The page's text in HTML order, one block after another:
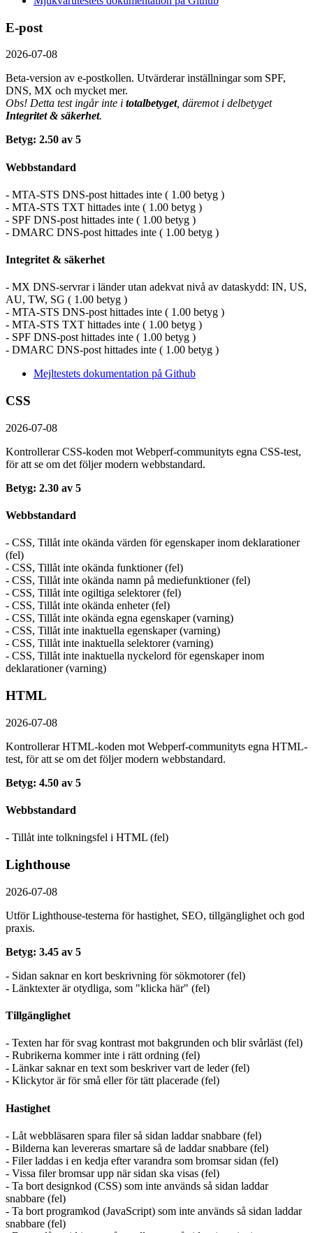
E-post
2026-07-08
Beta-version av e-postkollen. Utvärderar inställningar som SPF,
DNS, MX och mycket mer.
Obs! Detta test ingår inte i totalbetyget, däremot i delbetyget
Integritet & säkerhet.
Betyg: 2.50 av 5
Webbstandard
- MTA-STS DNS-post hittades inte ( 1.00 betyg )
- MTA-STS TXT hittades inte ( 1.00 betyg )
- SPF DNS-post hittades inte ( 1.00 betyg )
- DMARC DNS-post hittades inte ( 1.00 betyg )
Integritet & säkerhet
- MX DNS-servrar i länder utan adekvat nivå av dataskydd: IN, US,
AU, TW, SG ( 1.00 betyg )
- MTA-STS DNS-post hittades inte ( 1.00 betyg )
- MTA-STS TXT hittades inte ( 1.00 betyg )
- SPF DNS-post hittades inte ( 1.00 betyg )
- DMARC DNS-post hittades inte ( 1.00 betyg )
Mejltestets dokumentation på Github
CSS
2026-07-08
Kontrollerar CSS-koden mot Webperf-communityts egna CSS-test,
för att se om det följer modern webbstandard.
Betyg: 2.30 av 5
Webbstandard
- CSS, Tillåt inte okända värden för egenskaper inom deklarationer
(fel)
- CSS, Tillåt inte okända funktioner (fel)
- CSS, Tillåt inte okända namn på mediefunktioner (fel)
- CSS, Tillåt inte ogiltiga selektorer (fel)
- CSS, Tillåt inte okända enheter (fel)
- CSS, Tillåt inte okända egna egenskaper (varning)
- CSS, Tillåt inte inaktuella egenskaper (varning)
- CSS, Tillåt inte inaktuella selektorer (varning)
- CSS, Tillåt inte inaktuella nyckelord för egenskaper inom
deklarationer (varning)
HTML
2026-07-08
Kontrollerar HTML-koden mot Webperf-communityts egna HTML-
test, för att se om det följer modern webbstandard.
Betyg: 4.50 av 5
Webbstandard
- Tillåt inte tolkningsfel i HTML (fel)
Lighthouse
2026-07-08
Utför Lighthouse-testerna för hastighet, SEO, tillgänglighet och god
praxis.
Betyg: 3.45 av 5
- Sidan saknar en kort beskrivning för sökmotorer (fel)
- Länktexter är otydliga, som "klicka här" (fel)
Tillgänglighet
- Texten har för svag kontrast mot bakgrunden och blir svårläst (fel)
- Rubrikerna kommer inte i rätt ordning (fel)
- Länkar saknar en text som beskriver vart de leder (fel)
- Klickytor är för små eller för tätt placerade (fel)
Hastighet
- Låt webbläsaren spara filer så sidan laddar snabbare (fel)
- Bilderna kan levereras smartare så de laddar snabbare (fel)
- Filer laddas i en kedja efter varandra som bromsar sidan (fel)
- Vissa filer bromsar upp när sidan ska visas (fel)
- Ta bort designkod (CSS) som inte används så sidan laddar
snabbare (fel)
- Ta bort programkod (JavaScript) som inte används så sidan laddar
snabbare (fel)